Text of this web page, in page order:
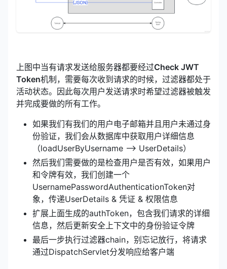
上图中当有请求发送给服务器都要经过Check JWT
Token机制，需要每次收到请求的时候，过滤器都处于
活动状态。因此每次用户发送请求时希望过滤器被触发
并完成要做的所有工作。
如果我们有我们的用户电子邮箱并且用户未通过身
份验证，我们会从数据库中获取用户详细信息
（loadUserByUsername –> UserDetails）
然后我们需要做的是检查用户是否有效，如果用户
和令牌有效，我们创建一个
UsernamePasswordAuthenticationToken对
象，传递UserDetails & 凭证 & 权限信息
扩展上面生成的authToken，包含我们请求的详细
信息，然后更新安全上下文中的身份验证令牌
最后一步执行过滤器chain，别忘记放行，将请求
通过DispatchServlet分发响应给客户端